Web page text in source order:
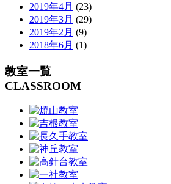
2019年4月 (23)
2019年3月 (29)
2019年2月 (9)
2018年6月 (1)
教室一覧
CLASSROOM